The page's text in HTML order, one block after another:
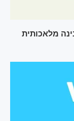
מלאכותית